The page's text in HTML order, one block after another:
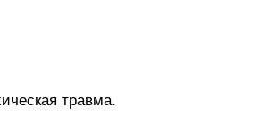
травма.